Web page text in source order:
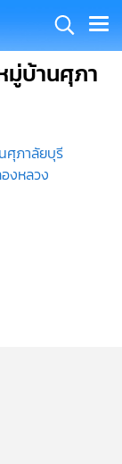
มู่บ้านศุภา
ศุภาลัยบุรี
งหลวง